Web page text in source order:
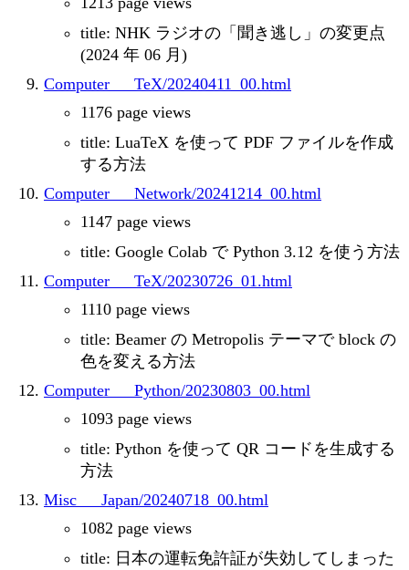
title: NHK ラジオの「聞き逃し」の変更点
(2024 年 06 月)
Computer___TeX/20240411_00.html
1176 page views
title: LuaTeX を使って PDF ファイルを作成
する方法
Computer___Network/20241214_00.html
1147 page views
title: Google Colab で Python 3.12 を使う方法
Computer___TeX/20230726_01.html
1110 page views
title: Beamer の Metropolis テーマで block の
色を変える方法
Computer___Python/20230803_00.html
1093 page views
title: Python を使って QR コードを生成する
方法
Misc___Japan/20240718_00.html
1082 page views
title: 日本の運転免許証が失効してしまった